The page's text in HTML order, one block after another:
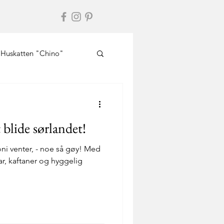
Huskatten "Chino"
sørlandet!
venter, - noe så gøy! Med
kaftaner og hyggelig